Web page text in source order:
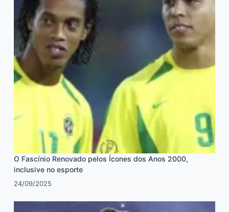
O Fascínio Renovado pelos Ícones dos Anos 2000,
inclusive no esporte
24/09/2025